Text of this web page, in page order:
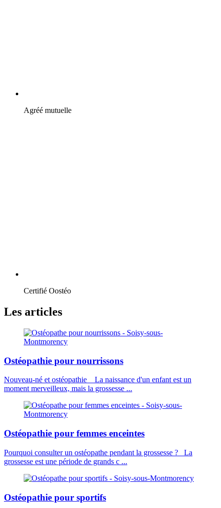
Agréé mutuelle
Certifié Oostéo
Les articles
Ostéopathie pour nourrissons
Nouveau-né et ostéopathie La naissance d'un enfant est un
moment merveilleux, mais la grossesse ...
Ostéopathie pour femmes enceintes
Pourquoi consulter un ostéopathe pendant la grossesse ? La
grossesse est une période de grands c ...
Ostéopathie pour sportifs